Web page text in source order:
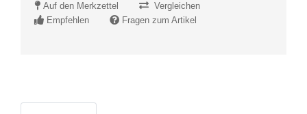
Auf den Merkzettel
Vergleichen
Empfehlen
Fragen zum Artikel